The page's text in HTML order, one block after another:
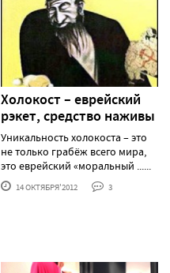
Холокост – еврейский
рэкет, средство наживы
Уникальность холокоста – это
не только грабёж всего мира,
это еврейский «моральный ......
14 ОКТЯБРЯ'2012 3